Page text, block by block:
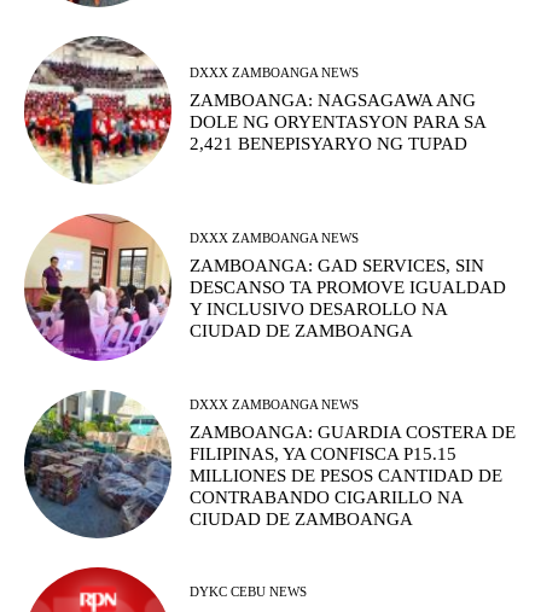
DXXX ZAMBOANGA NEWS
ZAMBOANGA: NAGSAGAWA ANG
DOLE NG ORYENTASYON PARA SA
2,421 BENEPISYARYO NG TUPAD
DXXX ZAMBOANGA NEWS
ZAMBOANGA: GAD SERVICES, SIN
DESCANSO TA PROMOVE IGUALDAD
Y INCLUSIVO DESAROLLO NA
CIUDAD DE ZAMBOANGA
DXXX ZAMBOANGA NEWS
ZAMBOANGA: GUARDIA COSTERA DE
FILIPINAS, YA CONFISCA P15.15
MILLIONES DE PESOS CANTIDAD DE
CONTRABANDO CIGARILLO NA
CIUDAD DE ZAMBOANGA
DYKC CEBU NEWS